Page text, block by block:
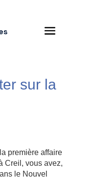
sur la
première affaire
Creil, vous avez,
le Nouvel